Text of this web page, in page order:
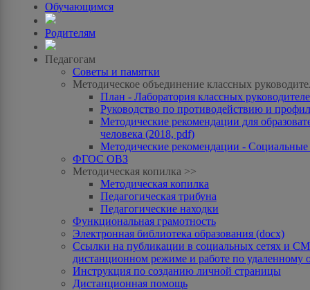
Обучающимся
Родителям
Педагогам
Советы и памятки
Методическое объединение классных
План - Лаборатория классных
Руководство по противодействию и
Методические рекомендации для
человека (2018, pdf)
Методические рекомендации -
ФГОС ОВЗ
Методическая копилка >>
Методическая копилка
Педагогическая трибуна
Педагогические находки
Функциональная грамотность
Электронная библиотека образования (docx)
Ссылки на публикации в социальных сетях и
дистанционном режиме и работе по удаленному
Инструкция по созданию личной страницы
Дистанционная помощь